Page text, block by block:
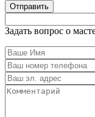
Отправить
Задать вопрос о